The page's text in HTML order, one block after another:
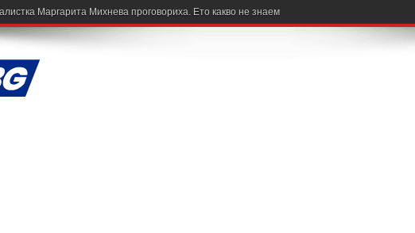
Маргарита Михнева проговориха. Ето какво не знаем